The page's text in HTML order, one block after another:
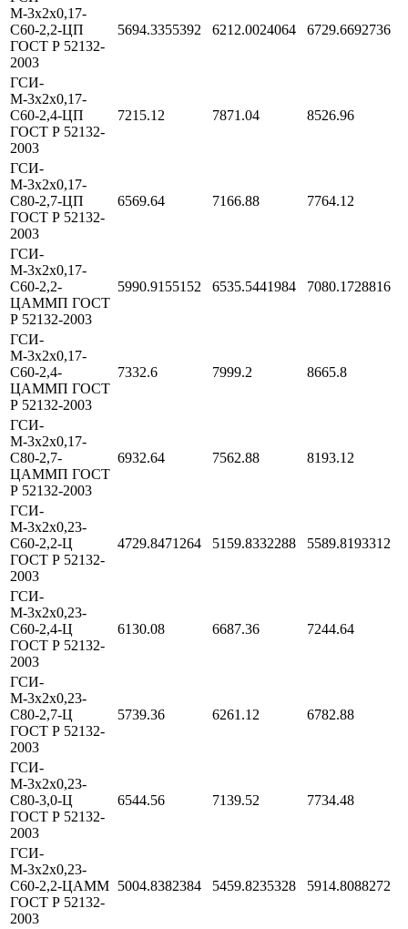
М-3х2х0,17-
С60-2,2-ЦП
ГОСТ Р 52132-
2003
5694.3355392 6212.0024064 6729.6692736
ГСИ-
М-3х2х0,17-
С60-2,4-ЦП
ГОСТ Р 52132-
2003
7215.12 7871.04 8526.96
ГСИ-
М-3х2х0,17-
С80-2,7-ЦП
ГОСТ Р 52132-
2003
6569.64 7166.88 7764.12
ГСИ-
М-3х2х0,17-
С60-2,2-
ЦАММП ГОСТ
Р 52132-2003
5990.9155152 6535.5441984 7080.1728816
ГСИ-
М-3х2х0,17-
С60-2,4-
ЦАММП ГОСТ
Р 52132-2003
7332.6 7999.2 8665.8
ГСИ-
М-3х2х0,17-
С80-2,7-
ЦАММП ГОСТ
Р 52132-2003
6932.64 7562.88 8193.12
ГСИ-
М-3х2х0,23-
С60-2,2-Ц
ГОСТ Р 52132-
2003
4729.8471264 5159.8332288 5589.8193312
ГСИ-
М-3х2х0,23-
С60-2,4-Ц
ГОСТ Р 52132-
2003
6130.08 6687.36 7244.64
ГСИ-
М-3х2х0,23-
С80-2,7-Ц
ГОСТ Р 52132-
2003
5739.36 6261.12 6782.88
ГСИ-
М-3х2х0,23-
С80-3,0-Ц
ГОСТ Р 52132-
2003
6544.56 7139.52 7734.48
ГСИ-
М-3х2х0,23-
С60-2,2-ЦАММ
ГОСТ Р 52132-
2003
5004.8382384 5459.8235328 5914.8088272